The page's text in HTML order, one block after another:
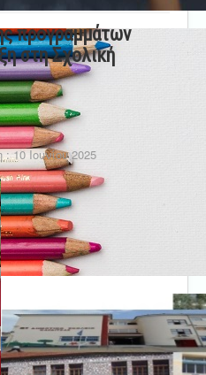
προγραμμάτων
στη Σχολική
Ιουνίου 2025